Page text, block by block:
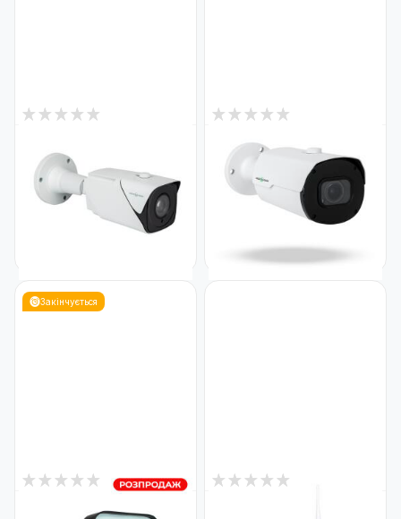
IP камера вулична 5MP POE
SD-карта GreenVision GV-
184-IP-IF-COS50-80 VMA
(Ultra AI)
IP камера вулична 5MP POE
SD-карта GreenVision GV-
173-IP-IF-COS50-30 VMA
8 599₴
Закінчується
1